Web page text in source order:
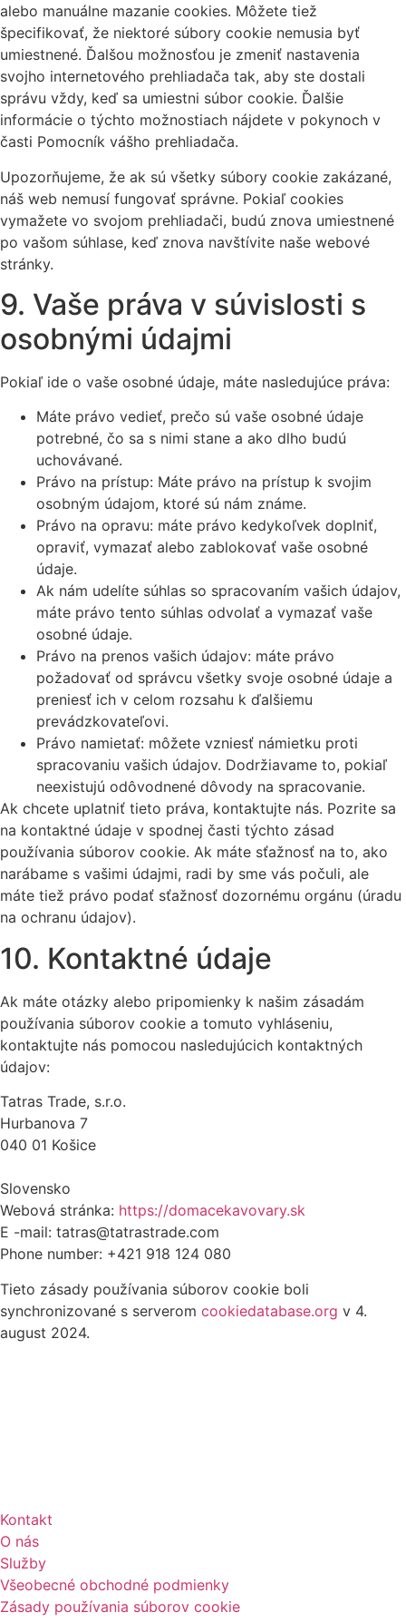
alebo manuálne mazanie cookies. Môžete tiež
špecifikovať, že niektoré súbory cookie nemusia byť
umiestnené. Ďalšou možnosťou je zmeniť nastavenia
svojho internetového prehliadača tak, aby ste dostali
správu vždy, keď sa umiestni súbor cookie. Ďalšie
informácie o týchto možnostiach nájdete v pokynoch v
časti Pomocník vášho prehliadača.
Upozorňujeme, že ak sú všetky súbory cookie zakázané,
náš web nemusí fungovať správne. Pokiaľ cookies
vymažete vo svojom prehliadači, budú znova umiestnené
po vašom súhlase, keď znova navštívite naše webové
stránky.
9. Vaše práva v súvislosti s
osobnými údajmi
Pokiaľ ide o vaše osobné údaje, máte nasledujúce práva:
Máte právo vedieť, prečo sú vaše osobné údaje
potrebné, čo sa s nimi stane a ako dlho budú
uchovávané.
Právo na prístup: Máte právo na prístup k svojim
osobným údajom, ktoré sú nám známe.
Právo na opravu: máte právo kedykoľvek doplniť,
opraviť, vymazať alebo zablokovať vaše osobné
údaje.
Ak nám udelíte súhlas so spracovaním vašich údajov,
máte právo tento súhlas odvolať a vymazať vaše
osobné údaje.
Právo na prenos vašich údajov: máte právo
požadovať od správcu všetky svoje osobné údaje a
preniesť ich v celom rozsahu k ďalšiemu
prevádzkovateľovi.
Právo namietať: môžete vzniesť námietku proti
spracovaniu vašich údajov. Dodržiavame to, pokiaľ
neexistujú odôvodnené dôvody na spracovanie.
Ak chcete uplatniť tieto práva, kontaktujte nás. Pozrite sa
na kontaktné údaje v spodnej časti týchto zásad
používania súborov cookie. Ak máte sťažnosť na to, ako
narábame s vašimi údajmi, radi by sme vás počuli, ale
máte tiež právo podať sťažnosť dozornému orgánu (úradu
na ochranu údajov).
10. Kontaktné údaje
Ak máte otázky alebo pripomienky k našim zásadám
používania súborov cookie a tomuto vyhláseniu,
kontaktujte nás pomocou nasledujúcich kontaktných
údajov:
Tatras Trade, s.r.o.
Hurbanova 7
040 01 Košice
Slovensko
Webová stránka: https://domacekavovary.sk
E -mail: tatras@tatrastrade.com
Phone number: +421 918 124 080
Tieto zásady používania súborov cookie boli
synchronizované s serverom cookiedatabase.org v 4.
august 2024.
Kontakt
O nás
Služby
Všeobecné obchodné podmienky
Zásady používania súborov cookie